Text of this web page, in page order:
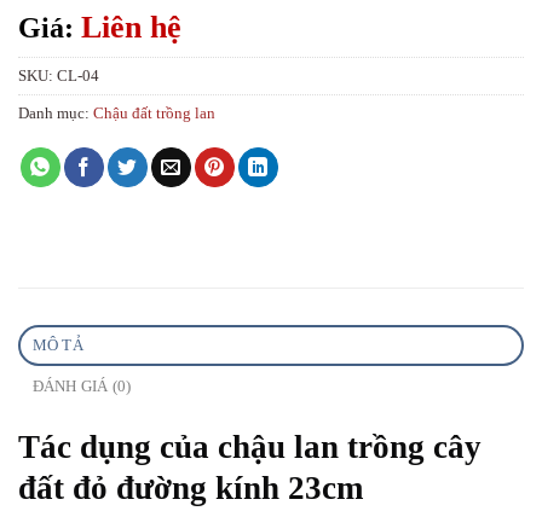
Giá: Liên hệ
SKU: CL-04
Danh mục: Chậu đất trồng lan
MÔ TẢ
ĐÁNH GIÁ (0)
Tác dụng của chậu lan trồng cây
đất đỏ đường kính 23cm